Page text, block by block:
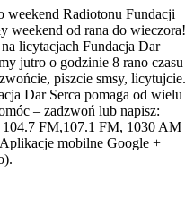
weekend Radiotonu Fundacji
weekend od rana do wieczora!
licytacjach Fundacja Dar
jutro o godzinie 8 rano czasu
piszcie smsy, licytujcie.
Dar Serca pomaga od wielu
– zadzwoń lub napisz:
104.7 FM,107.1 FM, 1030 AM
mobilne Google +